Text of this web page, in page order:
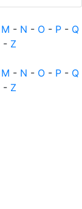
M - N - O- P- Q
- Z
M - N - O- P- Q
- Z